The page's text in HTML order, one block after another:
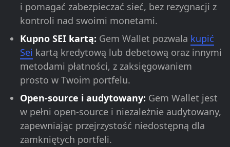
i pomagać zabezpieczać sieć, bez rezygnacji z
kontroli nad swoimi monetami.
Kupno SEI kartą: Gem Wallet pozwala kupić
Sei kartą kredytową lub debetową oraz innymi
metodami płatności, z zaksięgowaniem
prosto w Twoim portfelu.
Open-source i audytowany: Gem Wallet jest
w pełni open-source i niezależnie audytowany,
zapewniając przejrzystość niedostępną dla
zamkniętych portfeli.